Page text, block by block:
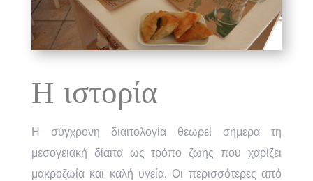
Η ιστορία
Η σύγχρονη διαιτολογία θεωρεί σήμερα τη
μεσογειακή δίαιτα ως τρόπο ζωής που χαρίζει
μακροζωία και καλή υγεία. Οι περισσότερες από